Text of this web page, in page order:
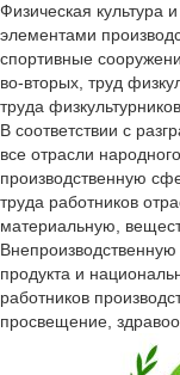
Физическая культура
элементами
спортивные
во-вторых, труд
труда
В соответствии с
все отрасли
производственную
труда работников
материальную,
продукта и
работников
просвещение,